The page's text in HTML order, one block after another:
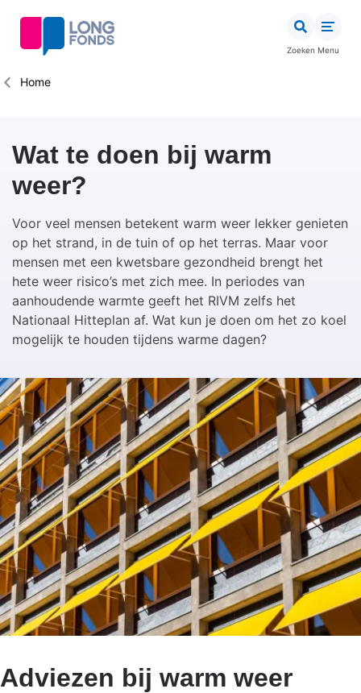
inhoud
Zoeken Menu
Kruimelpad
Home
Wat te doen bij warm
weer?
Voor veel mensen betekent warm weer lekker genieten
op het strand, in de tuin of op het terras. Maar voor
mensen met een kwetsbare gezondheid brengt het
hete weer risico’s met zich mee. In periodes van
aanhoudende warmte geeft het RIVM zelfs het
Nationaal Hitteplan af. Wat kun je doen om het zo koel
mogelijk te houden tijdens warme dagen?
Adviezen bij warm weer